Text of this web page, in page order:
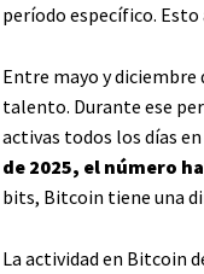
período específico.
Entre mayo y diciembre
talento. Durante ese
activas todos los días
de 2025, el número
bits, Bitcoin tiene una
La actividad en Bitcoin